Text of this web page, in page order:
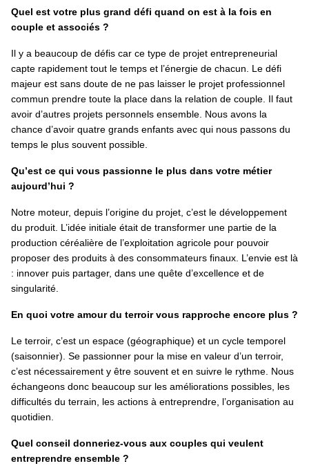
Quel est votre plus grand défi quand on est à la fois en
couple et associés ?
Il y a beaucoup de défis car ce type de projet entrepreneurial
capte rapidement tout le temps et l’énergie de chacun. Le défi
majeur est sans doute de ne pas laisser le projet professionnel
commun prendre toute la place dans la relation de couple. Il faut
avoir d’autres projets personnels ensemble. Nous avons la
chance d’avoir quatre grands enfants avec qui nous passons du
temps le plus souvent possible.
Qu’est ce qui vous passionne le plus dans votre métier
aujourd’hui ?
Notre moteur, depuis l’origine du projet, c’est le développement
du produit. L’idée initiale était de transformer une partie de la
production céréalière de l’exploitation agricole pour pouvoir
proposer des produits à des consommateurs finaux. L’envie est là
: innover puis partager, dans une quête d’excellence et de
singularité.
En quoi votre amour du terroir vous rapproche encore plus ?
Le terroir, c’est un espace (géographique) et un cycle temporel
(saisonnier). Se passionner pour la mise en valeur d’un terroir,
c’est nécessairement y être souvent et en suivre le rythme. Nous
échangeons donc beaucoup sur les améliorations possibles, les
difficultés du terrain, les actions à entreprendre, l’organisation au
quotidien.
Quel conseil donneriez-vous aux couples qui veulent
entreprendre ensemble ?